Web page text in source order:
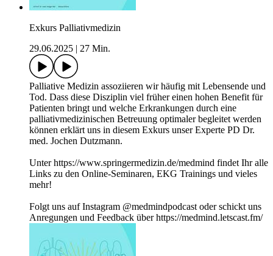
Exkurs Palliativmedizin
29.06.2025
27 Min.
Palliative Medizin assoziieren wir häufig mit Lebensende und
Tod. Dass diese Disziplin viel früher einen hohen Benefit für
Patienten bringt und welche Erkrankungen durch eine
palliativmedizinischen Betreuung optimaler begleitet werden
können erklärt uns in diesem Exkurs unser Experte PD Dr.
med. Jochen Dutzmann.
Unter https://www.springermedizin.de/medmind findet Ihr alle
Links zu den Online-Seminaren, EKG Trainings und vieles
mehr!
Folgt uns auf Instagram @medmindpodcast oder schickt uns
Anregungen und Feedback über https://medmind.letscast.fm/